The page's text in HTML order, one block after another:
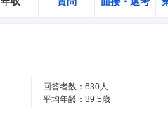
回答者数：630 人
平均年齢：39.5歳